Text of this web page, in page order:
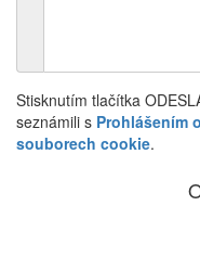
Stisknutím tlačítka
seznámili s Prohlášením
souborech cookie.